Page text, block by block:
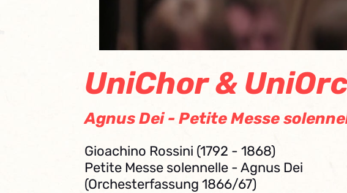
UniChor &
Agnus Dei - Petite Messe
Gioachino Rossini (1792 - 1868)
Petite Messe solennelle - Agnus Dei
(Orchesterfassung 1866/67)